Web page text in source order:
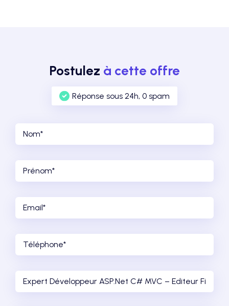
Postulez à cette offre
Réponse sous 24h, 0 spam